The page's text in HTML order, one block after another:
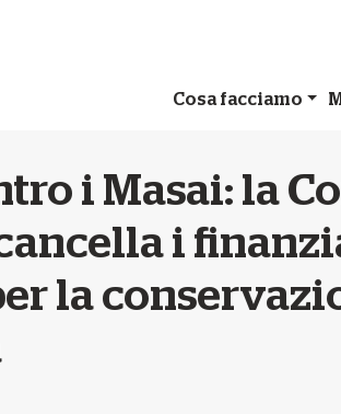
Cosa facciamo
i Masai: la
i
la